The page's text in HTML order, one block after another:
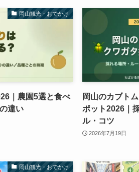
岡山観光・おでかけ
｜農園5選と食べ
違い
岡山のカブト
ポット2026｜
ル・コツ
2026年7月19日
岡山観光・おでかけ